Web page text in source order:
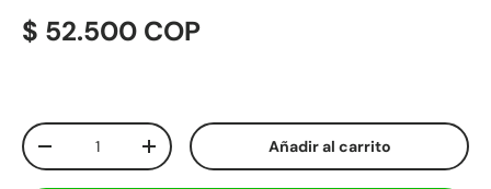
$ 52.500 COP
Cant.
-
+ Añadir al carrito